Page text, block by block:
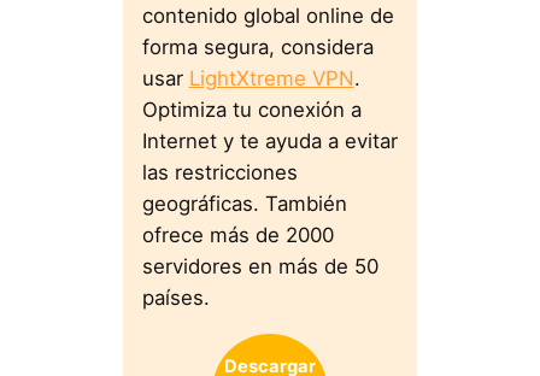
contenido global online de
forma segura, considera
usar LightXtreme VPN.
Optimiza tu conexión a
Internet y te ayuda a evitar
las restricciones
geográficas. También
ofrece más de 2000
servidores en más de 50
países.
Descargar